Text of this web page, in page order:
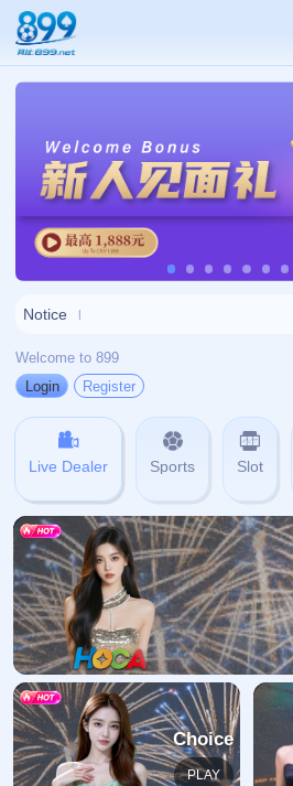
关于我们
关于九游娱乐
查看更多
网站首页 404
地址:
福建省漳州市芗城区石亭镇